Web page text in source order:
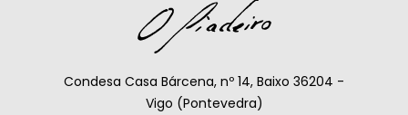
Condesa Casa Bárcena, nº 14, Baixo 36204 -
Vigo (Pontevedra)